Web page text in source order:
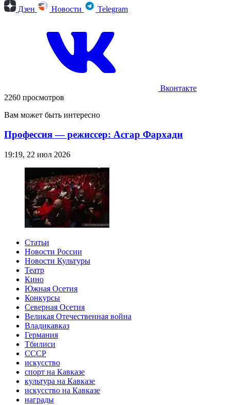
Дзен Новости Telegram
Вконтакте
2260 просмотров
Вам может быть интересно
Профессия — режиссер: Асгар Фархади
19:19, 22 июл 2026
Статьи
Новости России
Новости Культуры
Театр
Кино
Южная Осетия
Конкурсы
Северная Осетия
Великая Отечественная война
Владикавказ
Германия
Тбилиси
СССР
искусство
спорт на Кавказе
культура на Кавказе
искусство на Кавказе
награды